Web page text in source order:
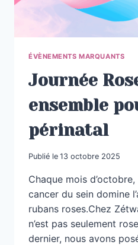
ÉVÈNEMENTS MARQUANTS
Journée
ensemble
périnatal
Publié le 13 octobre 2025
Chaque mois
cancer du sein domine
rubans roses.Chez
n’est pas seulement
dernier, nous avons